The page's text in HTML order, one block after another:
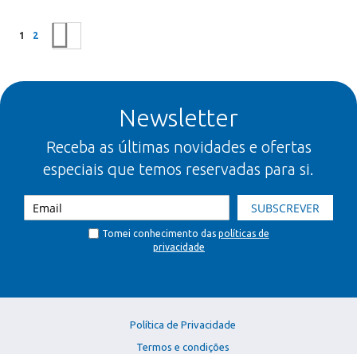
Página
Está a ler a página
1 Página
2
Newsletter
Receba as últimas novidades e ofertas
especiais que temos reservadas para si.
SUBSCREVER
Tomei conhecimento das políticas de
privacidade
Política de Privacidade
Termos e condições